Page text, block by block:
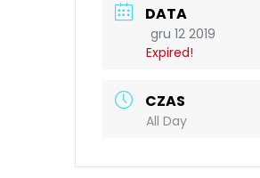
DATA
gru 12 2019
Expired!
CZAS
All Day